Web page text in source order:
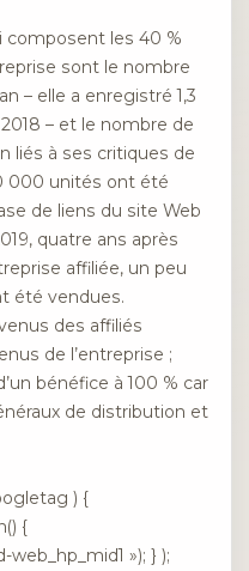
composent les 40 %
sont le nombre
– elle a enregistré 1,3
– et le nombre de
liés à ses critiques de
000 unités ont été
de liens du site Web
quatre ans après
affiliée, un peu
été vendues.
des affiliés
de l’entreprise ;
bénéfice à 100 % car
de distribution et
) {
{
»); } );